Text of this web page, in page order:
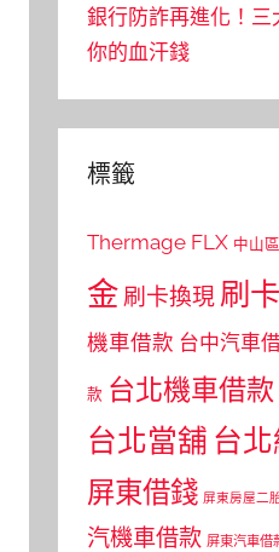
銀行防詐再進化！
你的血汗錢
標籤
Thermage FLX 中山
金 刷卡換現 刷
機車借款 台中汽車
款 台北機車借款
台北當舖 台
屏東借錢 屏東房屋二
汽機車借款 屏東汽車借